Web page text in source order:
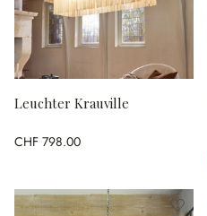
Leuchter Krauville
CHF 798.00